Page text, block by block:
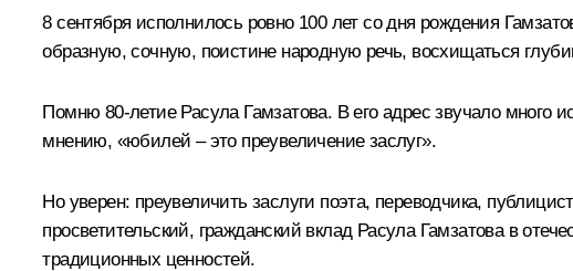
8 сентября исполнилось ровно 100 лет со дня рождения
образную, сочную, поистине народную речь, восхищаться
Помню 80-летие Расула Гамзатова. В его адрес звучало много
мнению, «юбилей – это преувеличение заслуг».
Но уверен: преувеличить заслуги поэта, переводчика,
просветительский, гражданский вклад Расула Гамзатова в
традиционных ценностей.